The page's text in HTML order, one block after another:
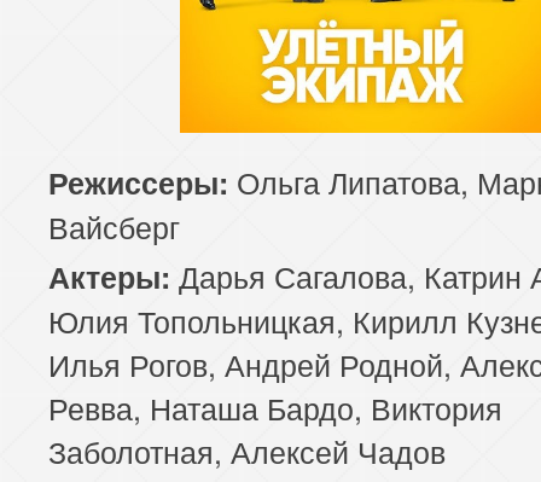
Режиссеры: Ольга Липатова,
Вайсберг
Актеры: Дарья Сагалова, Катрин
Юлия Топольницкая, Кирилл
Илья Рогов, Андрей Родной,
Ревва, Наташа Бардо, Виктория
Заболотная, Алексей Чадов